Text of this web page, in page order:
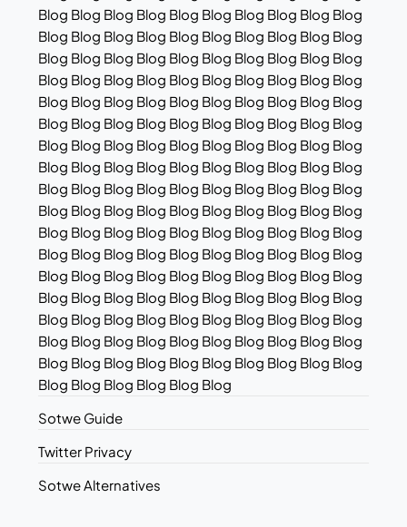
Blog Blog Blog Blog Blog Blog Blog Blog Blog Blog
Blog Blog Blog Blog Blog Blog Blog Blog Blog Blog
Blog Blog Blog Blog Blog Blog Blog Blog Blog Blog
Blog Blog Blog Blog Blog Blog Blog Blog Blog Blog
Blog Blog Blog Blog Blog Blog Blog Blog Blog Blog
Blog Blog Blog Blog Blog Blog Blog Blog Blog Blog
Blog Blog Blog Blog Blog Blog Blog Blog Blog Blog
Blog Blog Blog Blog Blog Blog Blog Blog Blog Blog
Blog Blog Blog Blog Blog Blog Blog Blog Blog Blog
Blog Blog Blog Blog Blog Blog Blog Blog Blog Blog
Blog Blog Blog Blog Blog Blog Blog Blog Blog Blog
Blog Blog Blog Blog Blog Blog Blog Blog Blog Blog
Blog Blog Blog Blog Blog Blog Blog Blog Blog Blog
Blog Blog Blog Blog Blog Blog Blog Blog Blog Blog
Blog Blog Blog Blog Blog Blog Blog Blog Blog Blog
Blog Blog Blog Blog Blog Blog Blog Blog Blog Blog
Blog Blog Blog Blog Blog Blog Blog Blog Blog Blog
Blog Blog Blog Blog Blog Blog
Sotwe Guide
Twitter Privacy
Sotwe Alternatives